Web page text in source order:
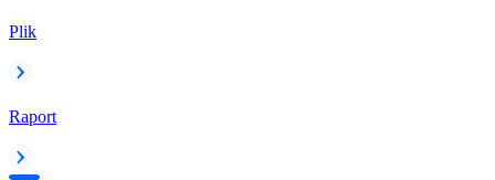
Plik
Raport